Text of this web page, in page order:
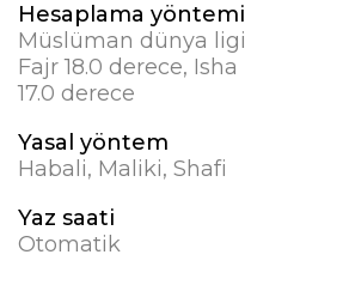
Hesaplama yöntemi
Müslüman dünya ligi
Fajr 18.0 derece, Isha
17.0 derece
Yasal yöntem
Habali, Maliki, Shafi
Yaz saati
Otomatik